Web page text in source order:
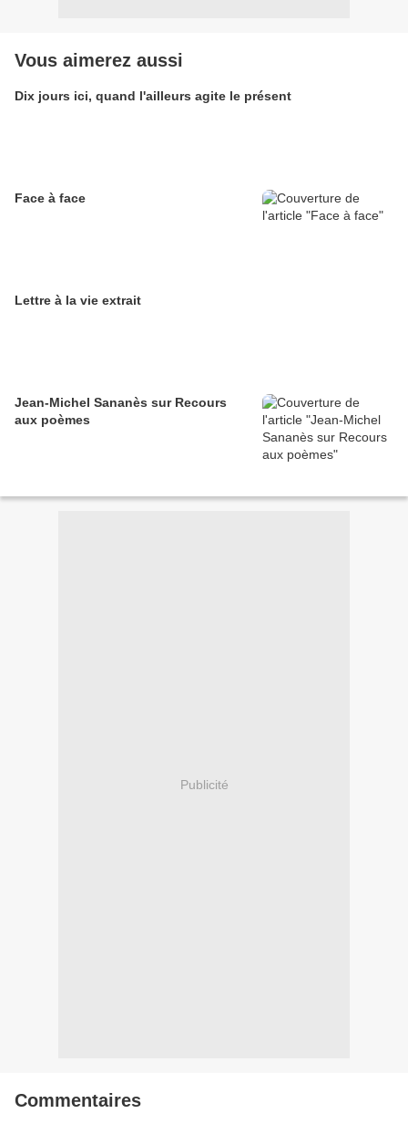
Vous aimerez aussi
Dix jours ici, quand l'ailleurs agite le présent
Face à face
Lettre à la vie extrait
Jean-Michel Sananès sur Recours
aux poèmes
Publicité
Commentaires